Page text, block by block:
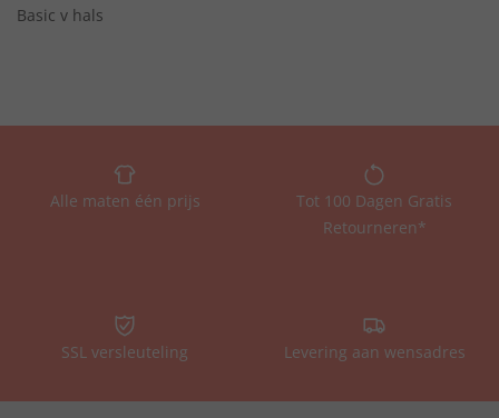
Basic v hals
Alle maten één prijs
Tot 100 Dagen Gratis
Retourneren*
SSL versleuteling Levering aan wensadres